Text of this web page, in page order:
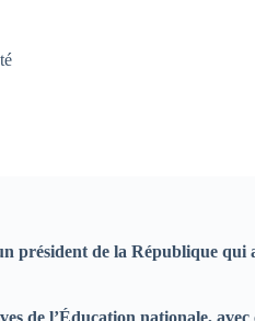
président de la République qui
de l’Éducation nationale, avec